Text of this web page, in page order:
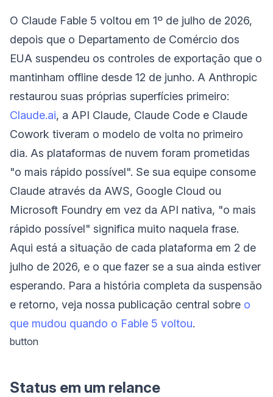
O Claude Fable 5 voltou em 1º de julho de 2026,
depois que o Departamento de Comércio dos
EUA suspendeu os controles de exportação que o
mantinham offline desde 12 de junho. A Anthropic
restaurou suas próprias superfícies primeiro:
Claude.ai, a API Claude, Claude Code e Claude
Cowork tiveram o modelo de volta no primeiro
dia. As plataformas de nuvem foram prometidas
"o mais rápido possível". Se sua equipe consome
Claude através da AWS, Google Cloud ou
Microsoft Foundry em vez da API nativa, "o mais
rápido possível" significa muito naquela frase.
Aqui está a situação de cada plataforma em 2 de
julho de 2026, e o que fazer se a sua ainda estiver
esperando. Para a história completa da suspensão
e retorno, veja nossa publicação central sobre o
que mudou quando o Fable 5 voltou.
button
Status em um relance